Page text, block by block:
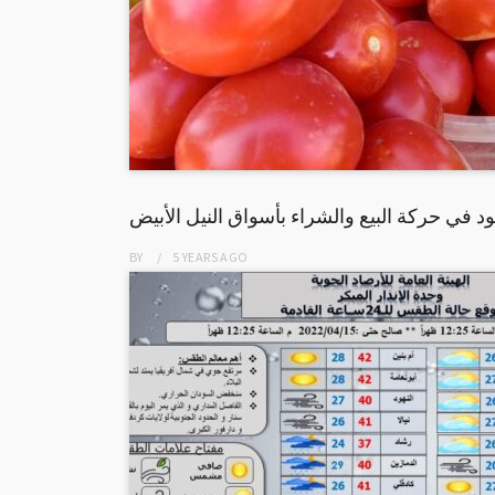
في حركة البيع والشراء بأسواق النيل الأبيض
BY 5 YEARSAGO